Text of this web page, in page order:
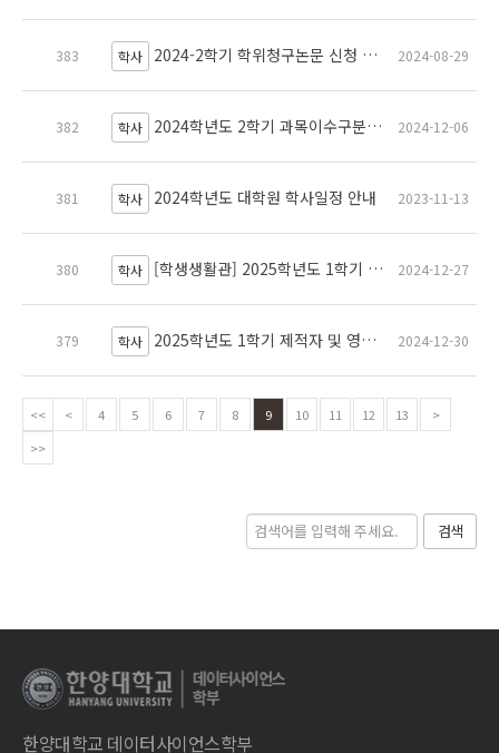
383 학사 2024-2학기 학위청구논문 신청 및 일정 안내(심사결과보고서, 회의록 작성방법 첨부파일 업로드) 2024-08-29
382 학사 2024학년도 2학기 과목이수구분변경 신청 안내 2024-12-06
381 학사 2024학년도 대학원 학사일정 안내 2023-11-13
380 학사 [학생생활관] 2025학년도 1학기 학생생활관 정규 입사 입사자 선발 안내 2024-12-27
379 학사 2025학년도 1학기 제적자 및 영구수료자 재입학 안내 2024-12-30
<< < 4 5 6 7 8 9 10 11 12 13
>
>>
검색
한양대학교 데이터사이언스학부